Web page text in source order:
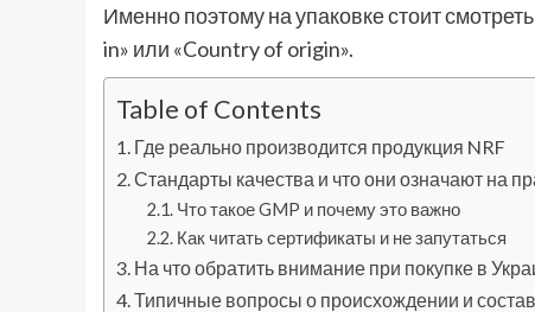
Именно поэтому на упаковке стоит
in» или «Country of origin».
Table of Contents
Где реально производится продукция NRF
Стандарты качества и что они означают на
Что такое GMP и почему это важно
Как читать сертификаты и не запутаться
На что обратить внимание при покупке в
Типичные вопросы о происхождении и